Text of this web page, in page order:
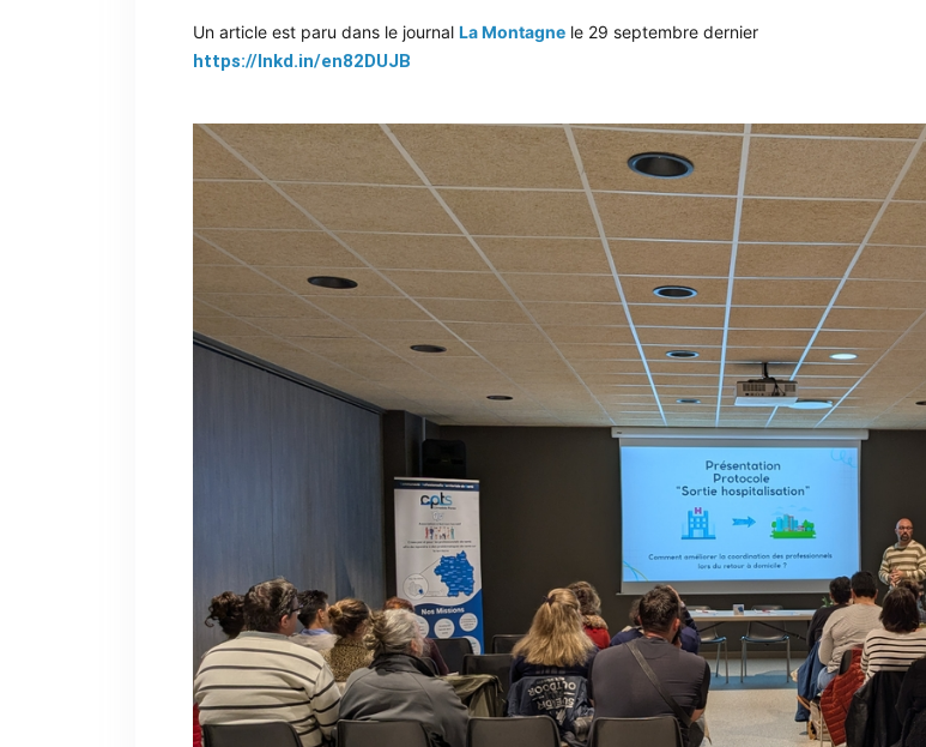
Un article est paru dans le journal La Montagne le 29 septembre dernier
https://lnkd.in/en82DUJB